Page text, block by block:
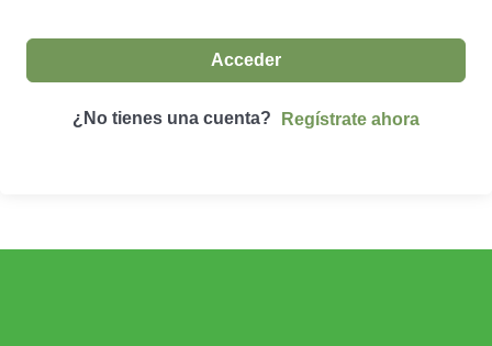
Acceder
¿No tienes una cuenta? Regístrate ahora